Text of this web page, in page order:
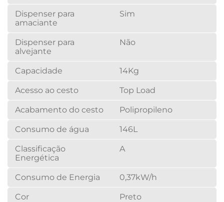
Dispenser para
amaciante
Sim
Dispenser para
alvejante
Não
Capacidade 14Kg
Acesso ao cesto Top Load
Acabamento do cesto Polipropileno
Consumo de água 146L
Classificação
Energética
A
Consumo de Energia 0,37kW/h
Cor Preto